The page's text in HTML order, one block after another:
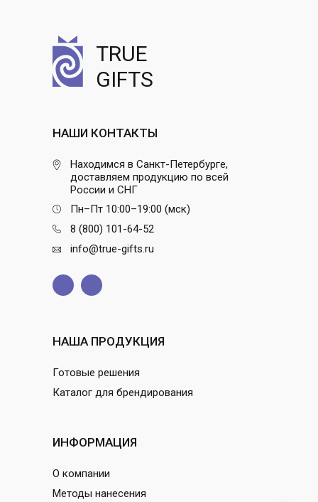
TRUE
GIFTS
НАША ПРОДУКЦИЯ
Готовые решения
Каталог для брендирования
ИНФОРМАЦИЯ
О компании
Методы нанесения
НАШИ КОНТАКТЫ
Находимся в Санкт-Петербурге,
доставляем продукцию по всей
России и СНГ
Пн–Пт 10:00–19:00 (мск)
8 (800) 101-64-52
info@true-gifts.ru